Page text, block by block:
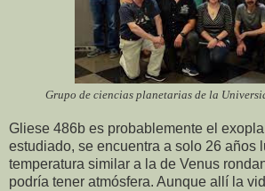
Grupo de ciencias planetarias de la
Gliese 486b es probablemente el
estudiado, se encuentra a solo 26 años
temperatura similar a la de Venus
podría tener atmósfera. Aunque allí la